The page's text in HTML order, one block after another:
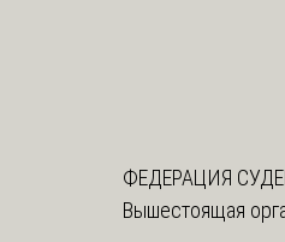
ФЕДЕРАЦИЯ
Вышестоящая